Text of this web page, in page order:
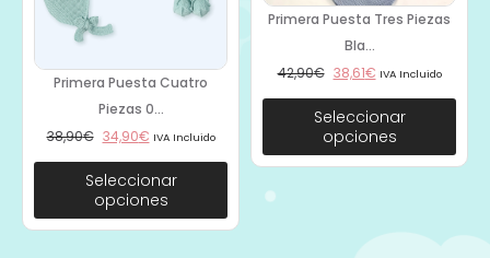
Primera Puesta Cuatro
Piezas 0...
38,90€ 34,90€ IVA Incluido
Seleccionar
opciones
Primera Puesta Tres Piezas
Bla...
42,90€ 38,61€ IVA Incluido
Seleccionar
opciones